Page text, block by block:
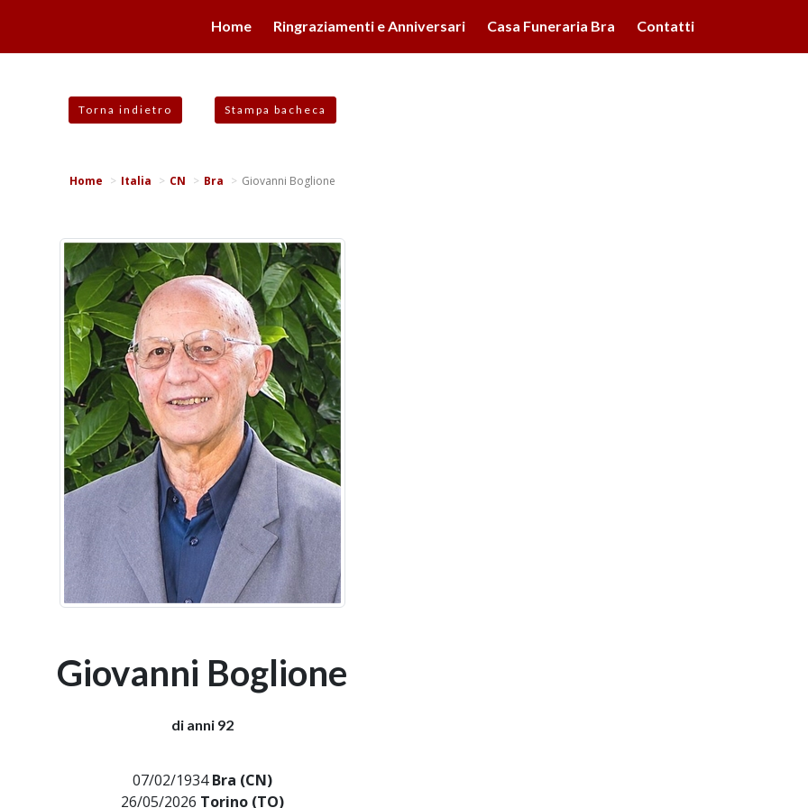
Home Ringraziamenti e Anniversari Casa Funeraria Bra Contatti
Torna indietro Stampa bacheca
Home Italia CN Bra Giovanni Boglione
Giovanni Boglione
di anni 92
07/02/1934Bra (CN)
26/05/2026 Torino (TO)
la navigazione in altra maniera, acconsenti all'uso dei cookie. Ulteriori informazioni